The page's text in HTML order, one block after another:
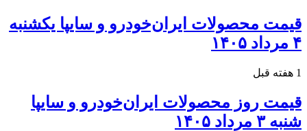
قیمت محصولات ایران‌خودرو و سایپا یکشنبه
۴ مرداد ۱۴۰۵
1 هفته قبل
قیمت روز محصولات ایران‌خودرو و سایپا
شنبه ۳ مرداد ۱۴۰۵